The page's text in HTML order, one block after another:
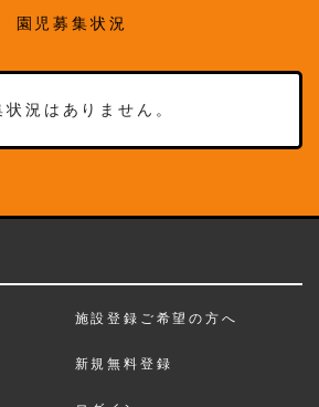
園児募集状況
状況はありません。
施設登録ご希望の方へ
新規無料登録